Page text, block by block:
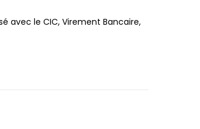
avec le CIC, Virement Bancaire,